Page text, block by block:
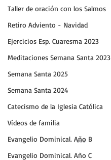
Taller de oración con los Salmos
Retiro Adviento - Navidad
Ejercicios Esp. Cuaresma 2023
Meditaciones Semana Santa 2023
Semana Santa 2025
Semana Santa 2024
Catecismo de la Iglesia Católica
Vídeos de familia
Evangelio Dominical. Año B
Evangelio Dominical. Año C